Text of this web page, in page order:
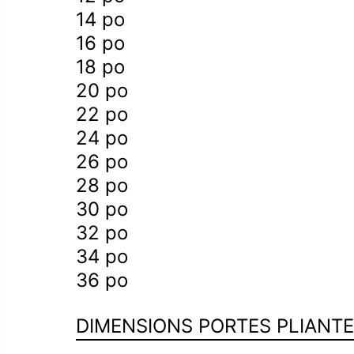
14 po
16 po
18 po
20 po
22 po
24 po
26 po
28 po
30 po
32 po
34 po
36 po
DIMENSIONS PORTES